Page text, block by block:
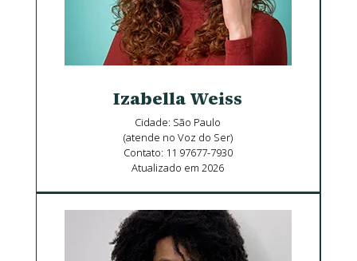
Izabella Weiss
Cidade: São Paulo
(atende no Voz do Ser)
Contato: 11 97677-7930
Atualizado em 2026